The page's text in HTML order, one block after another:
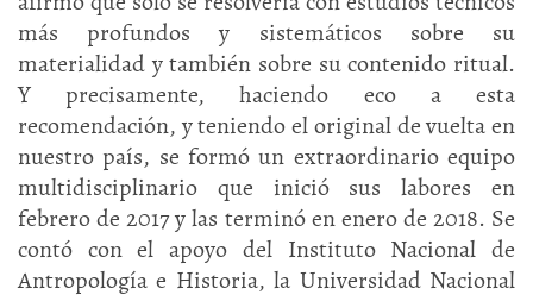
más profundos y sistemáticos sobre su
materialidad y también sobre su contenido ritual.
Y precisamente, haciendo eco a esta
recomendación, y teniendo el original de vuelta en
nuestro país, se formó un extraordinario equipo
multidisciplinario que inició sus labores en
febrero de 2017 y las terminó en enero de 2018. Se
contó con el apoyo del Instituto Nacional de
Antropología e Historia, la Universidad Nacional